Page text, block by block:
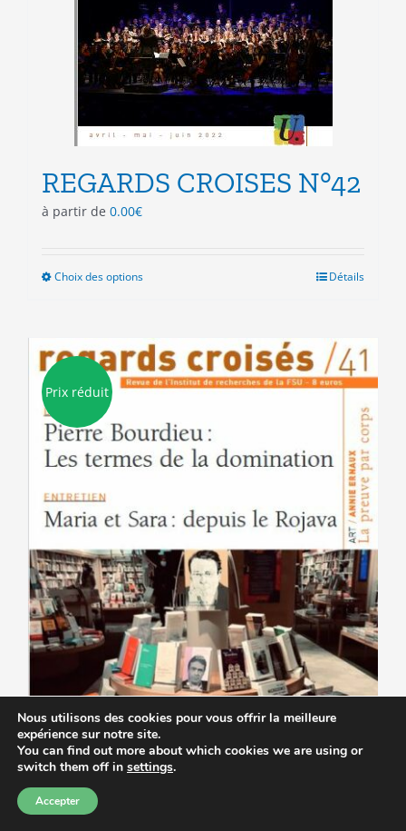
REGARDS CROISES N°42
à partir de 0.00€
Choix des optionsCe
plusieurs
variations.
Les
être
choisies
page
produit
Détails
Prix réduit
Nous utilisons des cookies pour vous offrir la meilleure
expérience sur notre site.
You can find out more about which cookies we are using or
switch them off in settings.
Accepter